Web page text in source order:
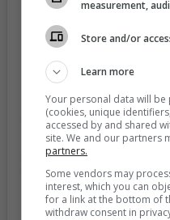
A post shared by
measurement,
Store and/or
Learn more
Your personal data will
(cookies, unique
accessed by and shared
site. We and our partners
partners.
Some vendors may
interest, which you can
for a link at the bottom of
withdraw consent in